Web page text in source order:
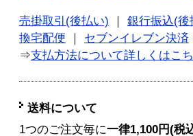
売掛取引(後払い)
銀行振込(後
換宅配便
セブンイレブン決済
⇒支払方法について詳しくはこ
送料について
1つのご注文毎に一律1,100円(税